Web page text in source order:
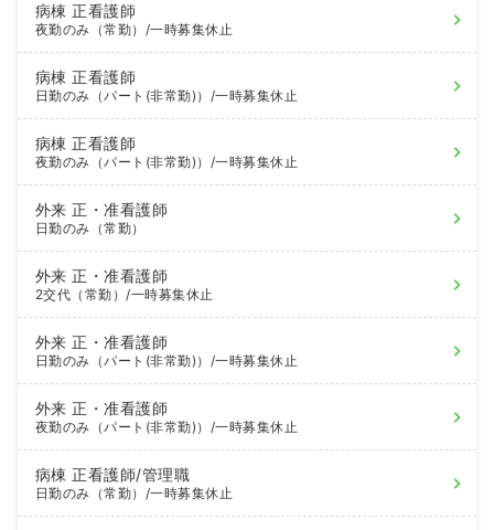
病棟正看護師
夜勤のみ（常勤） /一時募集休止
病棟正看護師
日勤のみ（パート(非常勤)） /一時募集休止
病棟正看護師
夜勤のみ（パート(非常勤)） /一時募集休止
外来正・准看護師
日勤のみ（常勤）
外来正・准看護師
2交代（常勤）/一時募集休止
外来正・准看護師
日勤のみ（パート(非常勤)） /一時募集休止
外来正・准看護師
夜勤のみ（パート(非常勤)） /一時募集休止
病棟正看護師/管理職
日勤のみ（常勤） /一時募集休止